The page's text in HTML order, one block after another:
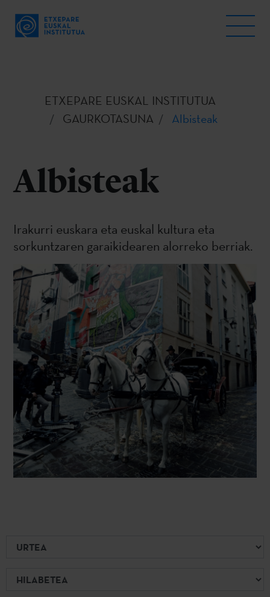
ETXEPARE EUSKAL INSTITUTUA
GAURKOTASUNA
Albisteak
Albisteak
Irakurri euskara eta euskal kultura eta
sorkuntzaren garaikidearen alorreko berriak.
Urtea
Hilabetea